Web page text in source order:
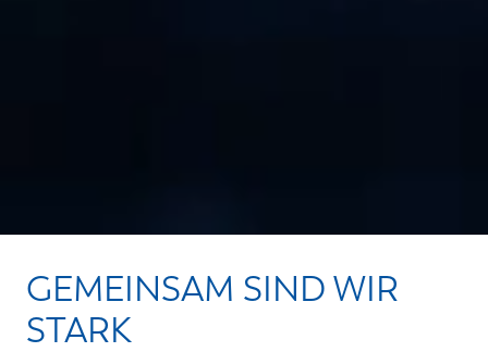
GEMEINSAM SIND WIR
STARK